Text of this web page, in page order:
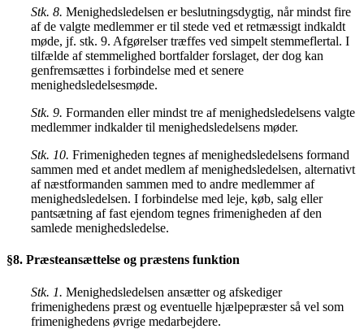
Stk. 8. Menighedsledelsen er beslutningsdygtig, når mindst fire
af de valgte medlemmer er til stede ved et retmæssigt indkaldt
møde, jf. stk. 9. Afgørelser træffes ved simpelt stemmeflertal. I
tilfælde af stemmelighed bortfalder forslaget, der dog kan
genfremsættes i forbindelse med et senere
menighedsledelsesmøde.
Stk. 9. Formanden eller mindst tre af menighedsledelsens valgte
medlemmer indkalder til menighedsledelsens møder.
Stk. 10. Frimenigheden tegnes af menighedsledelsens formand
sammen med et andet medlem af menighedsledelsen, alternativt
af næstformanden sammen med to andre medlemmer af
menighedsledelsen. I forbindelse med leje, køb, salg eller
pantsætning af fast ejendom tegnes frimenigheden af den
samlede menighedsledelse.
§8. Præsteansættelse og præstens funktion
Stk. 1. Menighedsledelsen ansætter og afskediger
frimenighedens præst og eventuelle hjælpepræster så vel som
frimenighedens øvrige medarbejdere.